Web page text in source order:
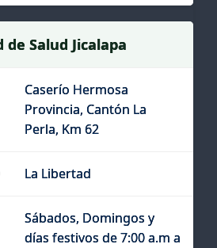
de Salud Jicalapa
Caserío Hermosa
Provincia, Cantón La
Perla, Km 62
La Libertad
Sábados, Domingos y
días festivos de 7:00 a.m a